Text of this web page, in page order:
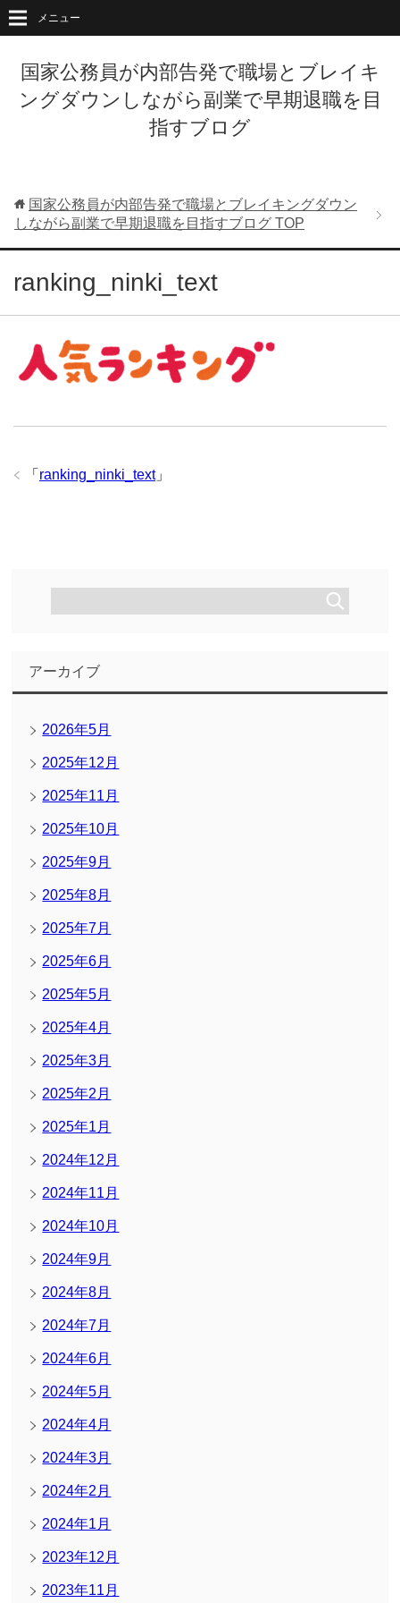
国家公務員が内部告発で職場とブレイキ
ングダウンしながら副業で早期退職を目
指すブログ
メニュー
国家公務員が内部告発で職場とブレイキングダウン
しながら副業で早期退職を目指すブログ TOP
ranking_ninki_text
「 ranking_ninki_text」
アーカイブ
2026年5月
2025年12月
2025年11月
2025年10月
2025年9月
2025年8月
2025年7月
2025年6月
2025年5月
2025年4月
2025年3月
2025年2月
2025年1月
2024年12月
2024年11月
2024年10月
2024年9月
2024年8月
2024年7月
2024年6月
2024年5月
2024年4月
2024年3月
2024年2月
2024年1月
2023年12月
2023年11月